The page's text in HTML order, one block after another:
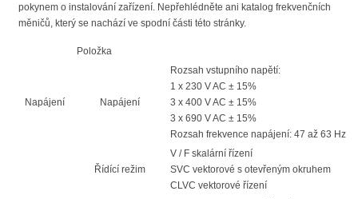
pokynem o instalování zařízení. Nepřehlédněte ani katalog frekvenčních
měničů, který se nachází ve spodní části této stránky.
Položka
Napájení Napájení
Rozsah vstupního napětí:
1 x 230 V AC ± 15%
3 x 400 V AC ± 15%
3 x 690 V AC ± 15%
Rozsah frekvence napájení: 47 až 63 Hz
Řídící režim
V / F skalární řízení
SVC vektorové s otevřeným okruhem
CLVC vektorové řízení